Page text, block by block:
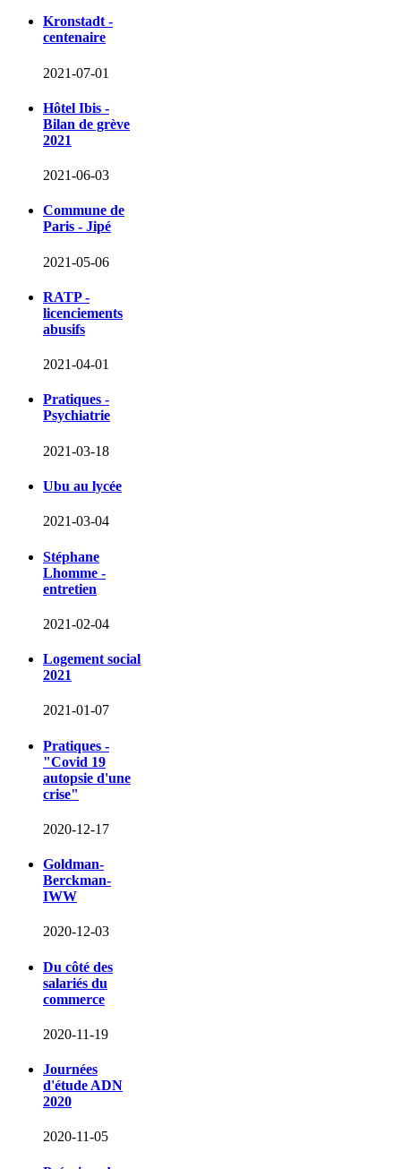
Kronstadt -
centenaire
2021-07-01
Hôtel Ibis -
Bilan de grève
2021
2021-06-03
Commune de
Paris - Jipé
2021-05-06
RATP -
licenciements
abusifs
2021-04-01
Pratiques -
Psychiatrie
2021-03-18
Ubu au lycée
2021-03-04
Stéphane
Lhomme -
entretien
2021-02-04
Logement social
2021
2021-01-07
Pratiques -
"Covid 19
autopsie d'une
crise"
2020-12-17
Goldman-
Berckman-
IWW
2020-12-03
Du côté des
salariés du
commerce
2020-11-19
Journées
d'étude ADN
2020
2020-11-05